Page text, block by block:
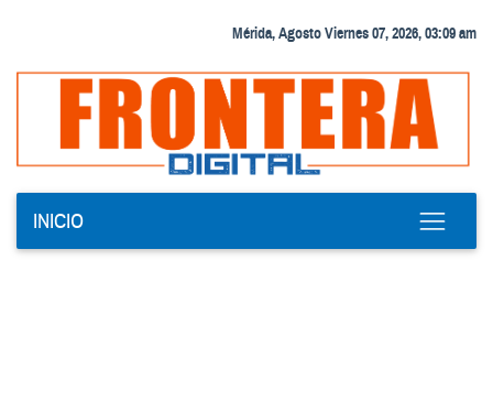
Mérida, Agosto Viernes 07, 2026, 03:09 am
INICIO